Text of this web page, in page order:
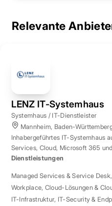
Relevante
LENZ IT-Systemhaus
Systemhaus / IT-Dienstleister
Mannheim, Baden-
Inhabergeführtes IT-Systemhaus
Services, Cloud, Microsoft 365
der Region Rhein-Neckar.
Dienstleistungen
Managed Services & Service Desk,
Workplace, Cloud-Lösungen &
IT-Infrastruktur, IT-Security &